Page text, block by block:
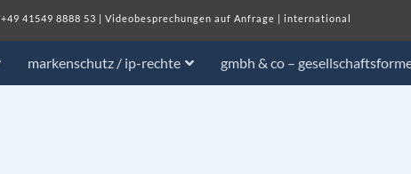
+49 41549 8888 53 | Videobesprechungen auf Anfrage | international
markenschutz / ip-rechte gmbh & co –